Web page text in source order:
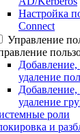
Настройка
Connect
Управление
Добавление,
удаление
Добавление,
удаление
роли
и